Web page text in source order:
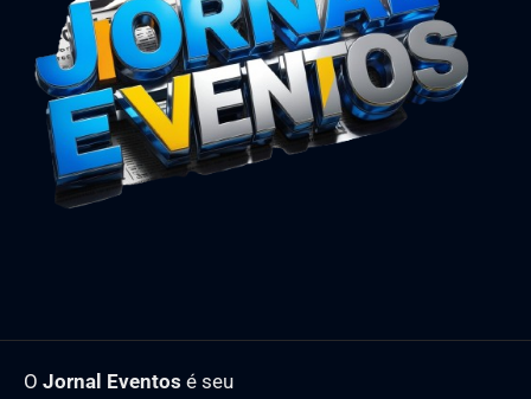
O Jornal Eventos é seu